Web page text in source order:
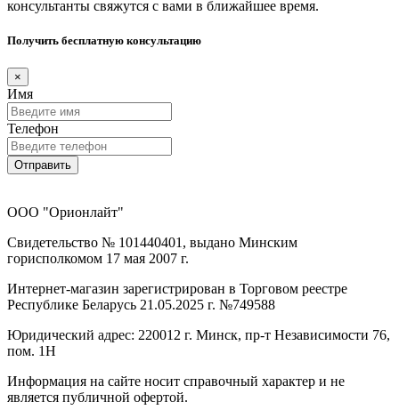
консультанты свяжутся с вами в ближайшее время.
Получить бесплатную консультацию
×
Имя
Телефон
Отправить
ООО "Орионлайт"
Свидетельство № 101440401, выдано Минским
горисполкомом 17 мая 2007 г.
Интернет-магазин зарегистрирован в Торговом реестре
Республике Беларусь 21.05.2025 г. №749588
Юридический адрес: 220012 г. Минск, пр-т Независимости 76,
пом. 1Н
Информация на сайте носит справочный характер и не
является публичной офертой.